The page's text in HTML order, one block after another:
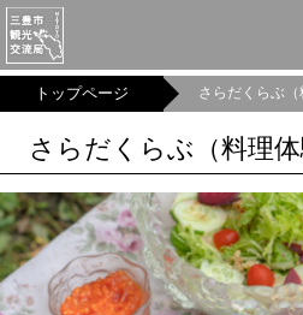
トップページ さらだくらぶ（
さらだくらぶ（料理体